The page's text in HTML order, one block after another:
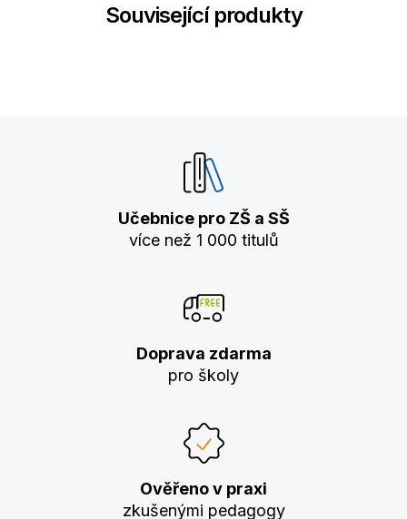
Související produkty
Učebnice pro ZŠ a SŠ
více než 1 000 titulů
Doprava zdarma
pro školy
Ověřeno v praxi
zkušenými pedagogy